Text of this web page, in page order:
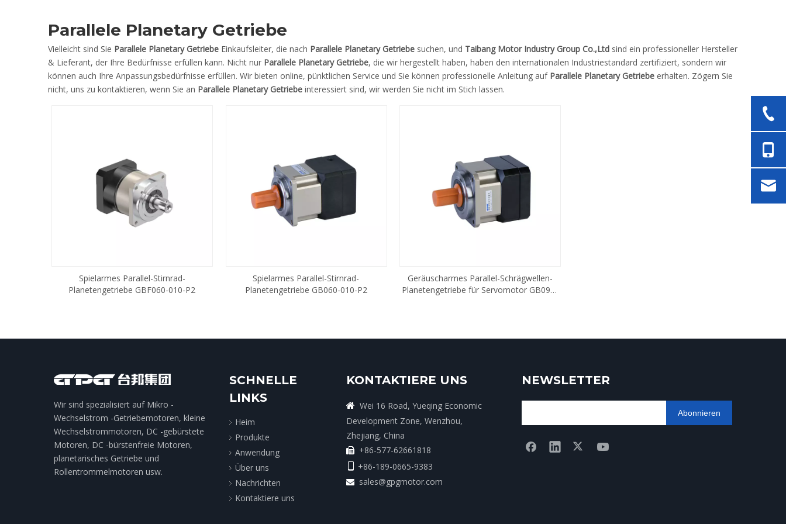
Parallele Planetary Getriebe
Vielleicht sind Sie Parallele Planetary Getriebe Einkaufsleiter, die nach Parallele Planetary Getriebe suchen, und Taibang Motor Industry Group Co.,Ltd sind ein professioneller Hersteller
& Lieferant, der Ihre Bedürfnisse erfüllen kann. Nicht nur Parallele Planetary Getriebe, die wir hergestellt haben, haben den internationalen Industriestandard zertifiziert, sondern wir
können auch Ihre Anpassungsbedürfnisse erfüllen. Wir bieten online, pünktlichen Service und Sie können professionelle Anleitung auf Parallele Planetary Getriebe erhalten. Zögern Sie
nicht, uns zu kontaktieren, wenn Sie an Parallele Planetary Getriebe interessiert sind, wir werden Sie nicht im Stich lassen.
Spielarmes Parallel-Stirnrad-
Planetengetriebe GBF060-010-P2
Spielarmes Parallel-Stirnrad-
Planetengetriebe GB060-010-P2
Geräuscharmes Parallel-Schrägwellen-
Planetengetriebe für Servomotor GB090-
Wir sind spezialisiert auf Mikro -
Wechselstrom -Getriebemotoren, kleine
Wechselstrommotoren, DC -gebürstete
Motoren, DC -bürstenfreie Motoren,
planetarisches Getriebe und
Rollentrommelmotoren usw.
SCHNELLE
LINKS
Heim
Produkte
Anwendung
Über uns
Nachrichten
Kontaktiere uns
KONTAKTIERE UNS
 Wei 16 Road, Yueqing Economic
Development Zone, Wenzhou,
Zhejiang, China
 +86-577-62661818
+86-189-0665-9383
 sales@gpgmotor.com
NEWSLETTER
Abonnieren